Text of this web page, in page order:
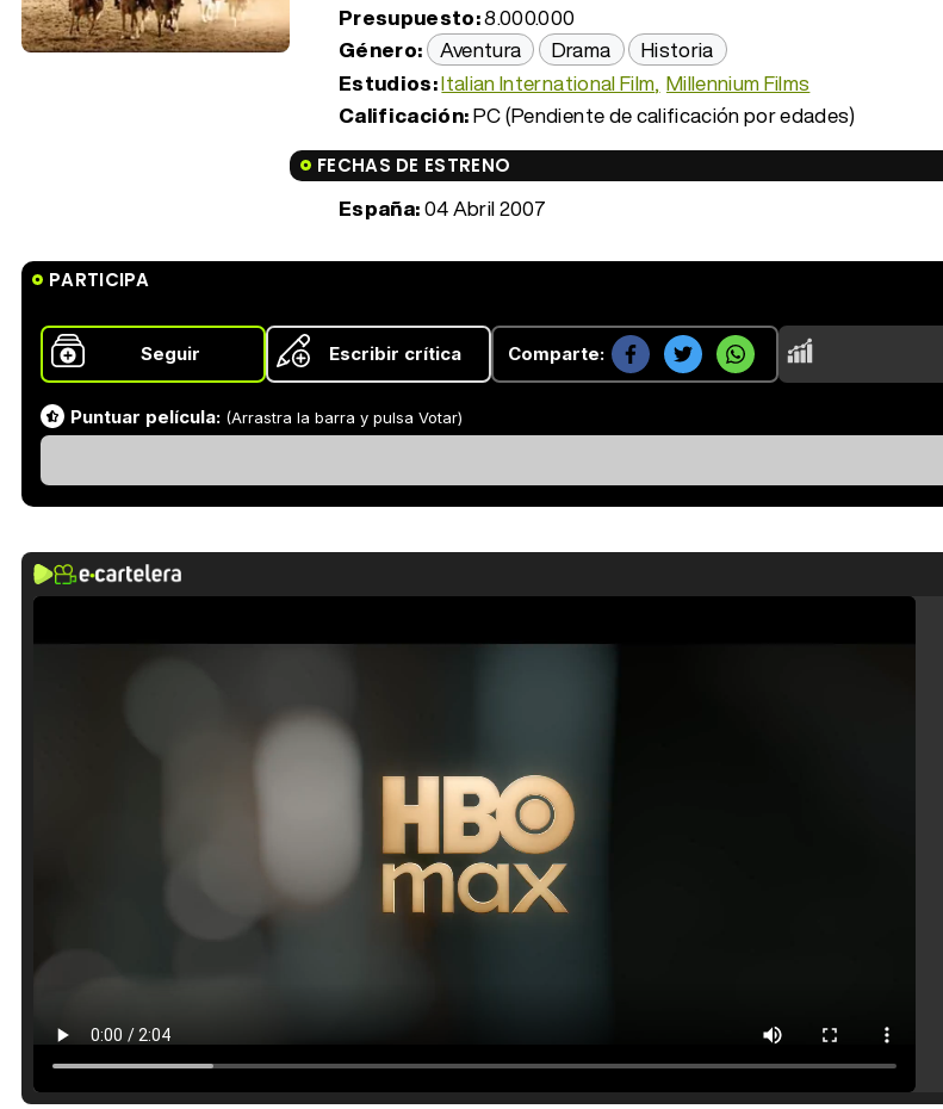
Presupuesto:8.000.000
Género: Aventura Drama
Historia
Estudios:Italian International Film Millennium Films
Calificación:PC (Pendiente de calificación por edades)
FECHAS DE ESTRENO
España:04 Abril 2007
PARTICIPA
Seguir Escribir crítica Comparte:
Puntuar película: (Arrastra la barra y pulsa Votar)